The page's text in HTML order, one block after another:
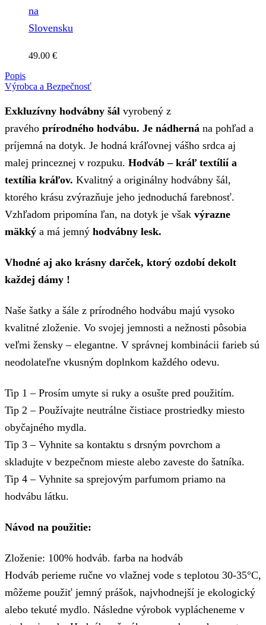
na
Slovensku
49.00 €
Popis
Výrobca a Bezpečnosť
Exkluzívny hodvábny šál vyrobený z
pravého prírodného hodvábu. Je nádherná na pohľad a
príjemná na dotyk. Je hodná kráľovnej vášho srdca aj
malej princeznej v rozpuku. Hodváb – kráľ textílií a
textília kráľov. Kvalitný a originálny hodvábny šál,
ktorého krásu zvýrazňuje jeho jednoduchá farebnosť.
Vzhľadom pripomína ľan, na dotyk je však výrazne
mäkký a má jemný hodvábny lesk.
Vhodné aj ako krásny darček, ktorý ozdobí dekolt
každej dámy !
Naše šatky a šále z prírodného hodvábu majú vysoko
kvalitné zloženie. Vo svojej jemnosti a nežnosti pôsobia
veľmi žensky – elegantne. V správnej kombinácii farieb sú
neodolateľne vkusným doplnkom každého odevu.
Tip 1 – Prosím umyte si ruky a osušte pred použitím.
Tip 2 – Používajte neutrálne čistiace prostriedky miesto
obyčajného mydla.
Tip 3 – Vyhnite sa kontaktu s drsným povrchom a
skladujte v bezpečnom mieste alebo zaveste do šatníka.
Tip 4 – Vyhnite sa sprejovým parfumom priamo na
hodvábu látku.
Návod na použitie:
Zloženie: 100% hodváb. farba na hodváb
Hodváb perieme ručne vo vlažnej vode s teplotou 30-35°C,
môžeme použiť jemný prášok, najvhodnejší je ekologický
alebo tekuté mydlo. Následne výrobok vyplácheneme v